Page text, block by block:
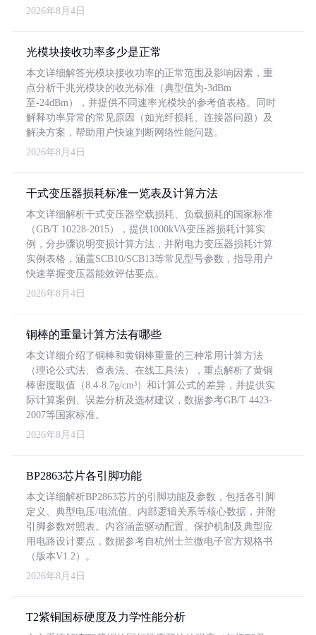
2026年8月4日
光模块接收功率多少是正常
本文详细解答光模块接收功率的正常范围及影响因素，重
点分析千兆光模块的收光标准（典型值为-3dBm
至-24dBm），并提供不同速率光模块的参考值表格。同时
解释功率异常的常见原因（如光纤损耗、连接器问题）及
解决方案，帮助用户快速判断网络性能问题。
2026年8月4日
干式变压器损耗标准一览表及计算方法
本文详细解析干式变压器空载损耗、负载损耗的国家标准
（GB/T 10228-2015），提供1000kVA变压器损耗计算实
例，分步骤说明变损计算方法，并附电力变压器损耗计算
实例表格，涵盖SCB10/SCB13等常见型号参数，指导用户
快速掌握变压器能效评估要点。
2026年8月4日
铜棒的重量计算方法有哪些
本文详细介绍了铜棒和黄铜棒重量的三种常用计算方法
（理论公式法、查表法、在线工具法），重点解析了黄铜
棒密度取值（8.4-8.7g/cm³）和计算公式的差异，并提供实
际计算案例、误差分析及选材建议，数据参考GB/T 4423-
2007等国家标准。
2026年8月4日
BP2863芯片各引脚功能
本文详细解析BP2863芯片的引脚功能及参数，包括各引脚
定义、典型电压/电流值、内部逻辑关系等核心数据，并附
引脚参数对照表。内容涵盖驱动配置、保护机制及典型应
用电路设计要点，数据参考自杭州士兰微电子官方规格书
（版本V1.2）。
2026年8月4日
T2紫铜国标硬度及力学性能分析